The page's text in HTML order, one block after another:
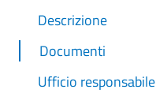
Descrizione
Documenti
Ufficio responsabile